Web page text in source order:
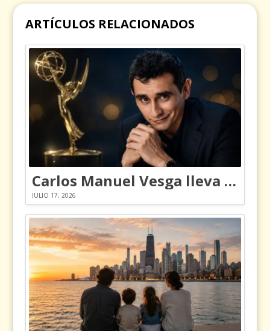
ARTÍCULOS RELACIONADOS
Carlos Manuel Vesga lleva el nombre de Colombia a los Emmy
JULIO 17, 2026